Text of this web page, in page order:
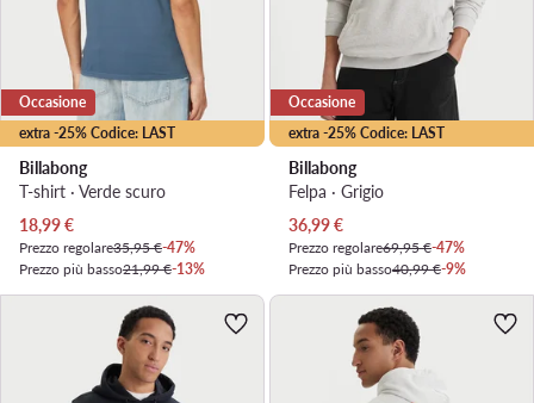
extra -25% Codice: LAST
Occasione
Billabong
T-shirt · Verde scuro
Prezzo attuale
18,99€
Prezzo regolare35,95 €-47%
Prezzo più basso21,99 €-13%
extra -25% Codice: LAST
Occasione
Billabong
Felpa · Grigio
Prezzo attuale
36,99€
Prezzo regolare69,95 €-47%
Prezzo più basso40,99 €-9%